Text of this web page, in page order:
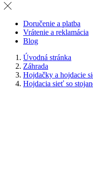
Doručenie a platba
Vrátenie a reklamácia
Blog
Úvodná stránka
Záhrada
Hojdačky a hojdacie
Hojdacia sieť so